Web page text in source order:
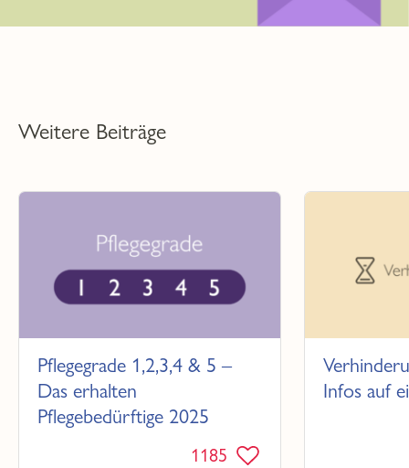
Weitere Beiträge
Pflegegrade 1,2,3,4 & 5 –
Das erhalten
Pflegebedürftige 2025
1185
Infos auf